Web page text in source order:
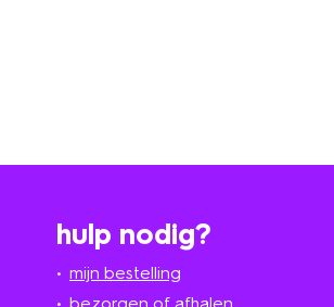
hulp nodig?
mijn bestelling
bezorgen of afhalen